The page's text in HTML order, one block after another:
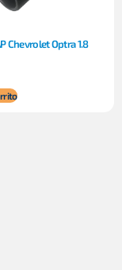
Chevrolet Optra 1.8